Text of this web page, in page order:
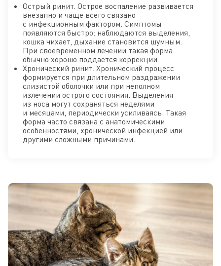
Острый ринит. Острое воспаление развивается
внезапно и чаще всего связано
с инфекционным фактором. Симптомы
появляются быстро: наблюдаются выделения,
кошка чихает, дыхание становится шумным.
При своевременном лечении такая форма
обычно хорошо поддается коррекции.
Хронический ринит. Хронический процесс
формируется при длительном раздражении
слизистой оболочки или при неполном
излечении острого состояния. Выделения
из носа могут сохраняться неделями
и месяцами, периодически усиливаясь. Такая
форма часто связана с анатомическими
особенностями, хронической инфекцией или
другими сложными причинами.